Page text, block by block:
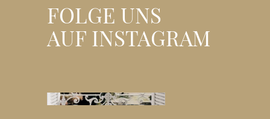
FOLGE UNS
AUF INSTAGRAM